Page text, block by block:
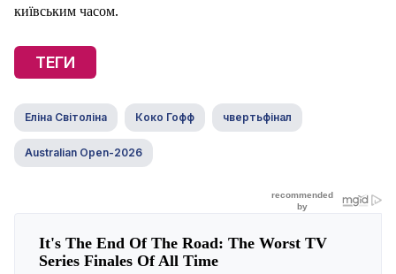
київським часом.
ТЕГИ
Еліна Світоліна Коко Гофф чвертьфінал
Australian Open-2026